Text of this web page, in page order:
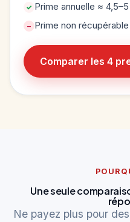
✓ Prime annuelle ≈
− Prime non récupérable
Comparer les 4
Une seule
Ne payez plus pour